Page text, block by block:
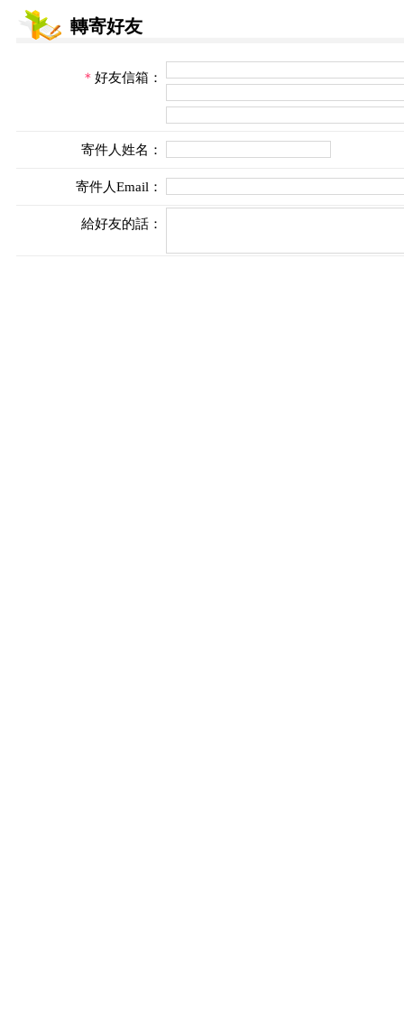
轉寄好友
＊ 好友信箱：
寄件人姓名：
寄件人Email：
給好友的話：